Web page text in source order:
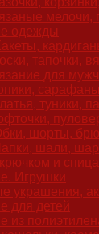
мелочи,
одежды
тапочки,
для
туники,
шорты,
шали,
и
Игрушки
украшения,
для детей
из